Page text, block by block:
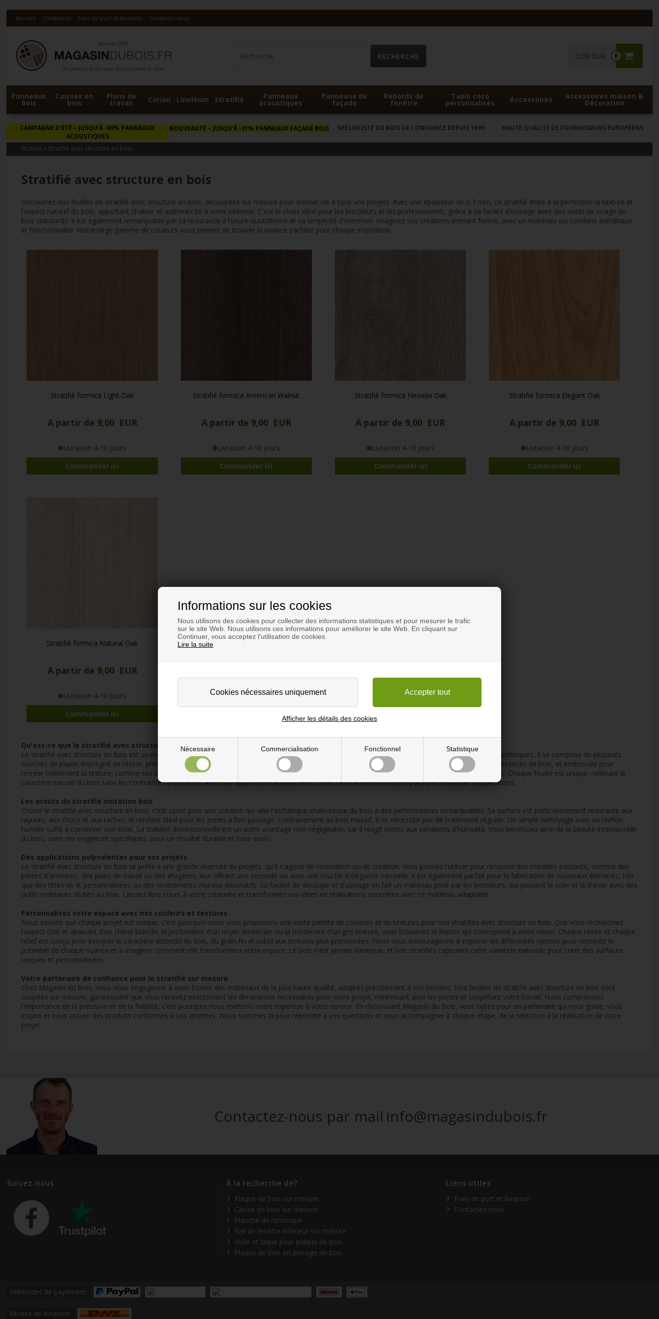
Informations sur les cookies
Nous utilisons des cookies pour collecter des informations statistiques et pour mesurer le trafic
sur le site Web. Nous utilisons ces informations pour améliorer le site Web. En cliquant sur
Continuer, vous acceptez l'utilisation de cookies.
Lire la suite
Nécessaire Commercialisation Fonctionnel Statistique
Afficher les détails des cookies
Accueil Conditions Frais de port et livraison Contactez nous
0
0,00 EUR
Panneaux
bois
Caisses en
bois
Plans de
travail Corian Linoléum Stratifié Panneaux
acoustiques
Panneaux de
façade
Rebords de
fenêtre
Tapis coco
personnalisés Accessoires Accessoires maison &
Décoration
CAMPAGNE D’ÉTÉ – JUSQU’À -80% PANNEAUX
ACOUSTIQUES
NOUVEAUTÉ – JUSQU’À -31% PANNEAUX FAÇADE BOIS SPÉCIALISTE DU BOIS DE CONFIANCE DEPUIS 1999 HAUTE QUALITÉ DE FOURNISSEURS EUROPÉENS
Stratifié » Stratifié avec structure en bois
Stratifié avec structure en bois
Découvrez nos feuilles de stratifié avec structure en bois, découpées sur mesure pour donner vie à tous vos projets. Avec une épaisseur de 0,7 mm, ce stratifié imite à la perfection la texture et
l'aspect naturel du bois, apportant chaleur et authenticité à votre intérieur. C'est le choix idéal pour les bricoleurs et les professionnels, grâce à sa facilité d'usinage avec des outils de sciage du
bois standards. Il est également remarquable par sa résistance à l'usure quotidienne et sa simplicité d'entretien. Imaginez vos créations prenant forme, avec un matériau qui combine esthétique
et fonctionnalité. Notre large gamme de couleurs vous permet de trouver la nuance parfaite pour chaque inspiration.
Stratifié formica Light Oak
A partir de 9,00 EUR
Livraison 4-10 Jours
Commander ici
Stratifié formica American Walnut
A partir de 9,00 EUR
Livraison 4-10 Jours
Commander ici
Stratifié formica Nevada Oak
A partir de 9,00 EUR
Livraison 4-10 Jours
Commander ici
Stratifié formica Elegant Oak
A partir de 9,00 EUR
Livraison 4-10 Jours
Commander ici
Stratifié formica Natural Oak
A partir de 9,00 EUR
Livraison 4-10 Jours
Commander ici
Qu'est-ce que le stratifié avec structure en bois
Le stratifié avec structure en bois est un matériau de surface conçu pour répliquer l'aspect et le toucher du bois naturel, tout en offrant des avantages techniques. Il se compose de plusieurs
couches de papier imprégné de résine, pressées sous haute pression. La couche décorative supérieure est imprimée avec des motifs imitant diverses essences de bois, et embossée pour
recréer fidèlement la texture, comme ses veines et ses nœuds. Cette technique avancée permet une finition visuellement réaliste et agréable au toucher. Chaque feuille est unique, reflétant le
caractère naturel du bois sans les contraintes d'entretien. Avec une épaisseur standard de 0,7 mm, ce stratifié est robuste pour une multitude d'applications.
Les atouts du stratifié imitation bois
Choisir le stratifié avec structure en bois, c'est opter pour une solution qui allie l'esthétique chaleureuse du bois à des performances remarquables. Sa surface est particulièrement résistante aux
rayures, aux chocs et aux taches, le rendant idéal pour les zones à fort passage. Contrairement au bois massif, il ne nécessite pas de traitement régulier. Un simple nettoyage avec un chiffon
humide suffit à conserver son éclat. Sa stabilité dimensionnelle est un autre avantage non négligeable, car il réagit moins aux variations d'humidité. Vous bénéficiez ainsi de la beauté intemporelle
du bois, sans ses exigences spécifiques, pour un résultat durable et sans souci.
Des applications polyvalentes pour vos projets
Le stratifié avec structure en bois se prête à une grande diversité de projets, qu'il s'agisse de rénovation ou de création. Vous pouvez l'utiliser pour recouvrir des meubles existants, comme des
portes d'armoires, des plans de travail ou des étagères, leur offrant une seconde vie avec une touche d'élégance naturelle. Il est également parfait pour la fabrication de nouveaux éléments, tels
que des têtes de lit personnalisées ou des revêtements muraux décoratifs. Sa facilité de découpe et d'usinage en fait un matériau prisé par les bricoleurs, qui peuvent le scier et le fraiser avec des
outils ordinaires dédiés au bois. Laissez libre cours à votre créativité et transformez vos idées en réalisations concrètes avec ce matériau adaptable.
Personnalisez votre espace avec nos couleurs et textures
Nous savons que chaque projet est unique, c'est pourquoi nous vous proposons une vaste palette de couleurs et de textures pour nos stratifiés avec structure en bois. Que vous recherchiez
l'aspect clair et apaisant d'un chêne blanchi, la profondeur d'un noyer américain ou la modernité d'un gris texturé, vous trouverez la finition qui correspond à votre vision. Chaque teinte et chaque
relief est conçu pour évoquer le caractère distinctif du bois, du grain fin et subtil aux textures plus prononcées. Nous vous encourageons à explorer les différentes options pour ressentir le
potentiel de chaque nuance et à imaginer comment elle transformera votre espace. Le bois n'est jamais identique, et nos stratifiés capturent cette variation naturelle pour créer des surfaces
uniques et personnalisées.
Votre partenaire de confiance pour le stratifié sur mesure
Chez Magasin du Bois, nous nous engageons à vous fournir des matériaux de la plus haute qualité, adaptés précisément à vos besoins. Nos feuilles de stratifié avec structure en bois sont
coupées sur mesure, garantissant que vous recevez exactement les dimensions nécessaires pour votre projet, minimisant ainsi les pertes et simplifiant votre travail. Nous comprenons
l'importance de la précision et de la fiabilité, c'est pourquoi nous mettons notre expertise à votre service. En choisissant Magasin du Bois, vous optez pour un partenaire qui vous guide, vous
inspire et vous assure des produits conformes à vos attentes. Nous sommes là pour répondre à vos questions et vous accompagner à chaque étape, de la sélection à la réalisation de votre
projet.
Contactez-nous par mail info@magasindubois.fr
Suivez-nous À la recherche de?
Plaque de bois sur mesure
Caisse en bois sur mesure
Planche de remorque
Rail de fenêtre inférieur sur mesure
Huile et laque pour plaque de bois
Plaque de bois en placage de bois
Liens utiles
Frais de port et livraison
Contactez-nous
Méthodes de payement:
Modes de livraison: